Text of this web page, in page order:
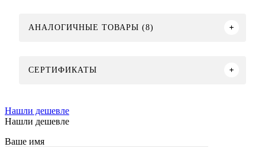
АНАЛОГИЧНЫЕ ТОВАРЫ (8)
СЕРТИФИКАТЫ
Нашли дешевле
Нашли дешевле
Ваше имя